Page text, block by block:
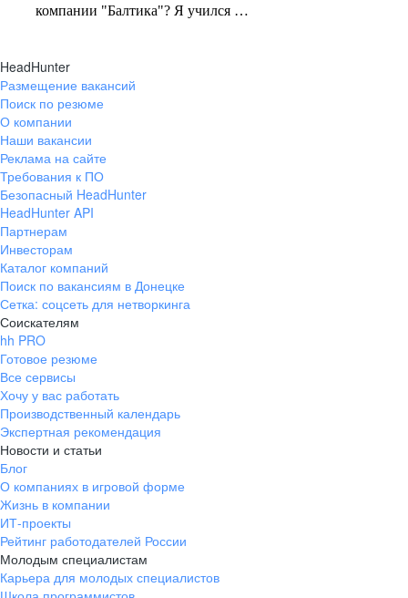
компании "Балтика"? Я учился на
производств», поэтому, когда нас с
одногруппниками пригласили на
экскурсию на завод, я с
удовольствием согласился. Сразу
же после экскурсии мы прошли
тест на профориентацию. По его
итогам меня и моего
одногруппника пригласили на
этап собеседования на стажировку,
который мы тоже успешно
прошли. Какие задачи были у тебя
на стажировке? На время
стажировки перед нами стояла
одна, но очень важная задача -
переворачиватель на линии кег.
Раньше два человека вручную
переворачивали кеги, теперь
тяжелую часть работы «забрало»
оборудование. Контроль остался за
стажировки всегда были ответы на
наши многочисленные вопросы и
время на то, чтобы объяснить
задачи или процесс подробно. За
что я сильно благодарен! Какие
твои впечатления о компании? В
HeadHunter
Размещение вакансий
Поиск по резюме
О компании
Наши вакансии
Реклама на сайте
Требования к ПО
Безопасный HeadHunter
HeadHunter API
Партнерам
Инвесторам
Каталог компаний
Поиск по вакансиям в Донецке
Сетка: соцсеть для нетворкинга
Соискателям
hh PRO
Готовое резюме
Все сервисы
Хочу у вас работать
Производственный календарь
Экспертная рекомендация
Новости и статьи
Блог
О компаниях в игровой форме
Жизнь в компании
ИТ-проекты
Рейтинг работодателей России
Молодым специалистам
Карьера для молодых специалистов